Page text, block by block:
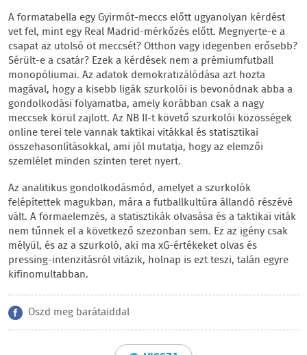
A formatabella egy Gyirmót-meccs előtt ugyanolyan kérdést
vet fel, mint egy Real Madrid-mérkőzés előtt. Megnyerte-e a
csapat az utolsó öt meccsét? Otthon vagy idegenben erősebb?
Sérült-e a csatár? Ezek a kérdések nem a prémiumfutball
monopóliumai. Az adatok demokratizálódása azt hozta
magával, hogy a kisebb ligák szurkolói is bevonódnak abba a
gondolkodási folyamatba, amely korábban csak a nagy
meccsek körül zajlott. Az NB II-t követő szurkolói közösségek
online terei tele vannak taktikai vitákkal és statisztikai
összehasonlításokkal, ami jól mutatja, hogy az elemzői
szemlélet minden szinten teret nyert.
Az analitikus gondolkodásmód, amelyet a szurkolók
felépítettek magukban, mára a futballkultúra állandó részévé
vált. A formaelemzés, a statisztikák olvasása és a taktikai viták
nem tűnnek el a következő szezonban sem. Ez az igény csak
mélyül, és az a szurkoló, aki ma xG-értékeket olvas és
pressing-intenzitásról vitázik, holnap is ezt teszi, talán egyre
kifinomultabban.
Oszd meg barátaiddal